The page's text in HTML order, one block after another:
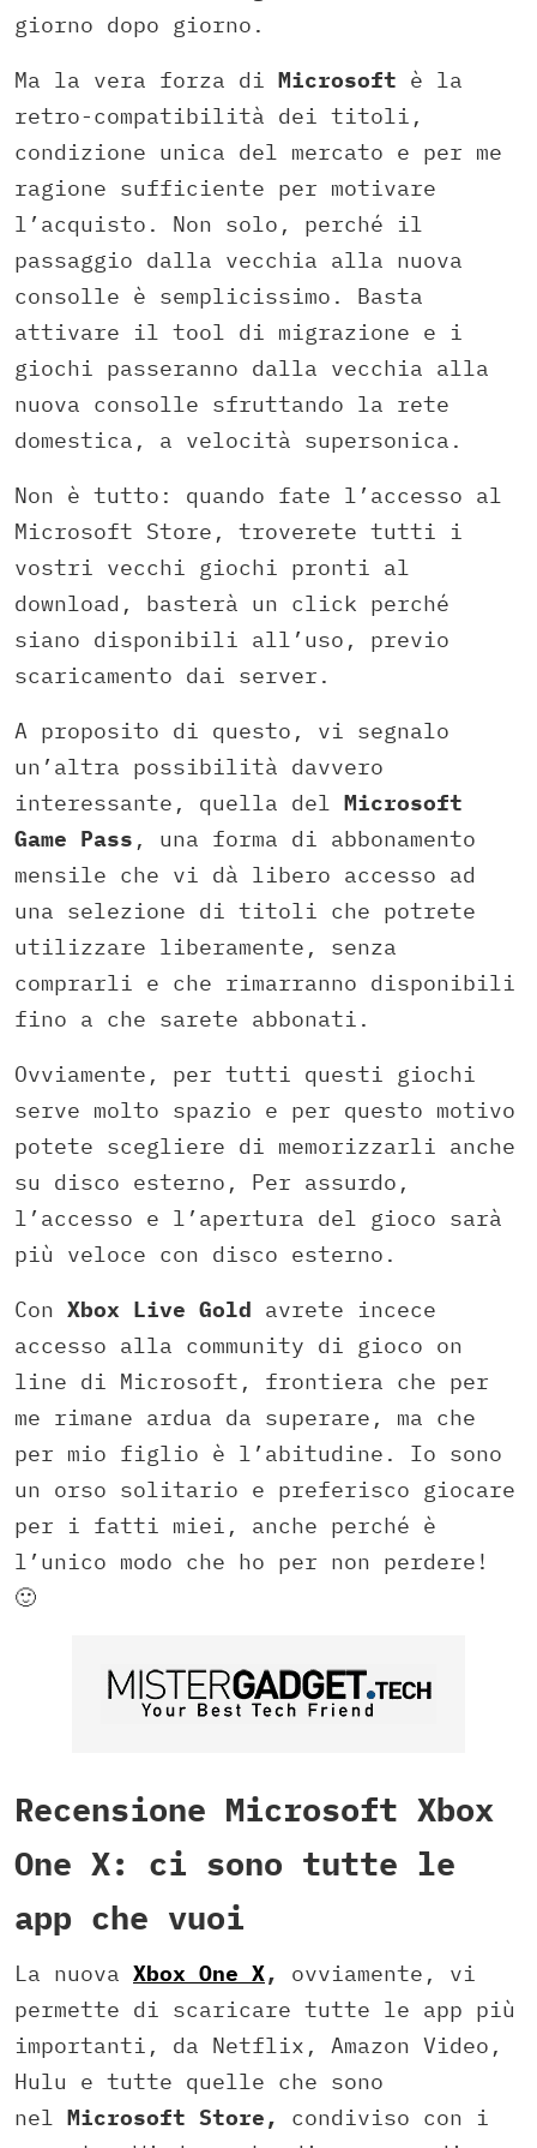
giorno dopo giorno.
Ma la vera forza di Microsoft è la
retro-compatibilità dei titoli,
condizione unica del mercato e per me
ragione sufficiente per motivare
l’acquisto. Non solo, perché il
passaggio dalla vecchia alla nuova
consolle è semplicissimo. Basta
attivare il tool di migrazione e i
giochi passeranno dalla vecchia alla
nuova consolle sfruttando la rete
domestica, a velocità supersonica.
Non è tutto: quando fate l’accesso al
Microsoft Store, troverete tutti i
vostri vecchi giochi pronti al
download, basterà un click perché
siano disponibili all’uso, previo
scaricamento dai server.
A proposito di questo, vi segnalo
un’altra possibilità davvero
interessante, quella del Microsoft
Game Pass , una forma di abbonamento
mensile che vi dà libero accesso ad
una selezione di titoli che potrete
utilizzare liberamente, senza
comprarli e che rimarranno disponibili
fino a che sarete abbonati.
Ovviamente, per tutti questi giochi
serve molto spazio e per questo motivo
potete scegliere di memorizzarli anche
su disco esterno, Per assurdo,
l’accesso e l’apertura del gioco sarà
più veloce con disco esterno.
Con Xbox Live Gold avrete incece
accesso alla community di gioco on
line di Microsoft, frontiera che per
me rimane ardua da superare, ma che
per mio figlio è l’abitudine. Io sono
un orso solitario e preferisco giocare
per i fatti miei, anche perché è
l’unico modo che ho per non perdere!
🙂
Recensione Microsoft Xbox
One X: ci sono tutte le
app che vuoi
La nuova Xbox One X, ovviamente, vi
permette di scaricare tutte le app più
importanti, da Netflix, Amazon Video,
Hulu e tutte quelle che sono
nel Microsoft Store, condiviso con i